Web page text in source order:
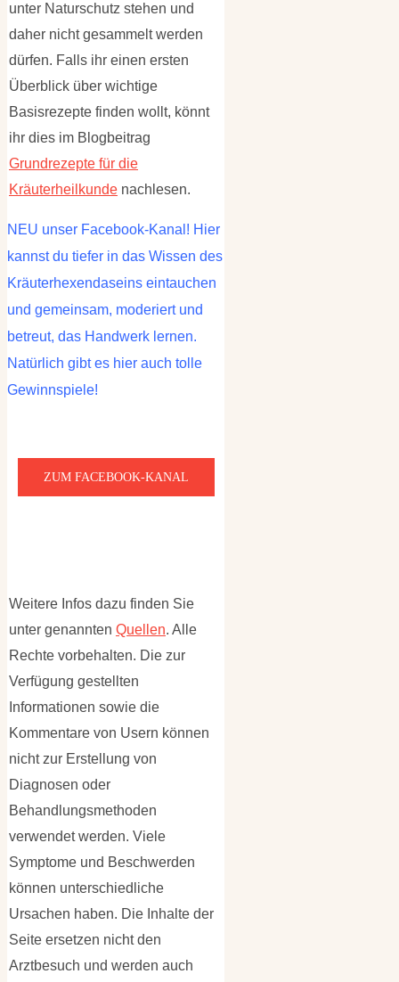
unter Naturschutz stehen und
daher nicht gesammelt werden
dürfen. Falls ihr einen ersten
Überblick über wichtige
Basisrezepte finden wollt, könnt
ihr dies im Blogbeitrag
Grundrezepte für die
Kräuterheilkundenachlesen.
NEU unser Facebook-Kanal! Hier
kannst du tiefer in das Wissen des
Kräuterhexendaseins eintauchen
und gemeinsam, moderiert und
betreut, das Handwerk lernen.
Natürlich gibt es hier auch tolle
Gewinnspiele!
ZUM FACEBOOK-KANAL
Weitere Infos dazu finden Sie
unter genannten Quellen. Alle
Rechte vorbehalten. Die zur
Verfügung gestellten
Informationen sowie die
Kommentare von Usern können
nicht zur Erstellung von
Diagnosen oder
Behandlungsmethoden
verwendet werden. Viele
Symptome und Beschwerden
können unterschiedliche
Ursachen haben. Die Inhalte der
Seite ersetzen nicht den
Arztbesuch und werden auch